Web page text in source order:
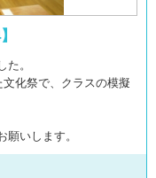
。
化祭で、クラスの模擬
いします。